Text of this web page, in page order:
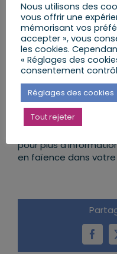
deux premiers types.
Il est important de
peut être rentabilisé
économies réalisées
En conclusion, le
de chauffage
esthétique.
pour plus
en faïence dans
Nous utilisons des
vous offrir une
mémorisant vos
accepter », vous
les cookies.
« Réglages des
consentement
Réglages des cookies
Tout rejeter